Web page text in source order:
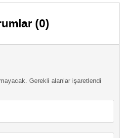
(0)
Gerekli alanlar işaretlendi